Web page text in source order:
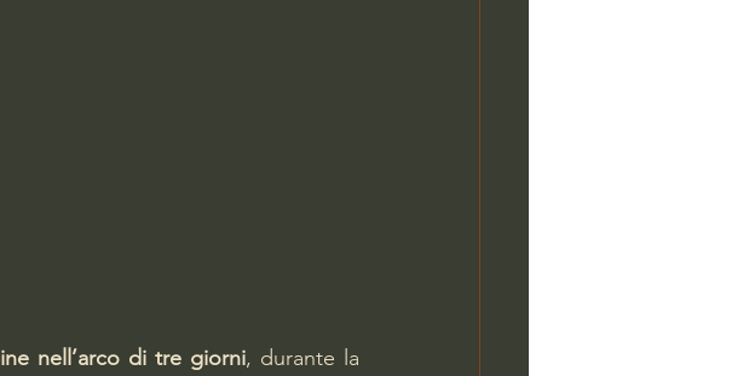
nell’arco di tre giorni, durante la